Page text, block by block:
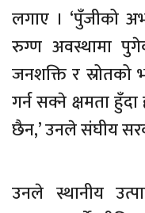
लगाए । ‘पुँजीको
रुग्ण अवस्थामा
जनशक्ति र स्रोतको
गर्न सक्ने क्षमता
छैन,’ उनले संघीय
उनले स्थानीय